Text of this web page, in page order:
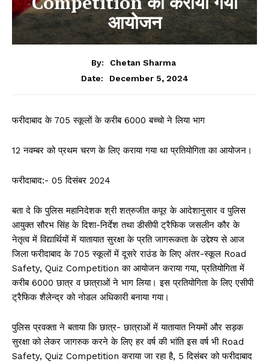
आयोजन
By:
Chetan Sharma
Date:
December 5, 2024
फरीदाबाद के 705 स्कूलों के करीब 6000 बच्चो ने लिया भाग
12 नवम्बर को प्रथम चरण के लिए कराया गया था प्रतियोगिता का आयोजन।
फरीदाबाद:- 05 दिसंबर 2024
बता दे कि पुलिस महानिदेशक श्री शत्रुजीत कपूर के आदेशानुसार व पुलिस
आयुक्त सौरभ सिंह के दिशा-निर्देश तथा डीसीपी ट्रैफिक जसलीन कौर के
नेतृत्व में विद्यार्थियों में यातायात सुरक्षा के प्रति जागरूकता के उद्देश्य से आज
जिला फरीदाबाद के 705 स्कूलों में दूसरे राउंड के लिए अंतर-स्कूल Road
Safety, Quiz Competition का आयोजन कराया गया, प्रतियोगिता में
करीब 6000 छात्र व छात्राओं ने भाग लिया। इस प्रतियोगिता के लिए एसीपी
ट्रैफिक शैलेन्द्र को नोडल अधिकारी बनाया गया।
पुलिस प्रवक्ता ने बताया कि छात्र- छात्राओं में यातायात नियमों और सड़क
सुरक्षा को लेकर जागरुक करने के लिए हर वर्ष की भांति इस वर्ष भी Road
Safety, Quiz Competition कराया जा रहा है, 5 दिसंबर को फरीदाबाद